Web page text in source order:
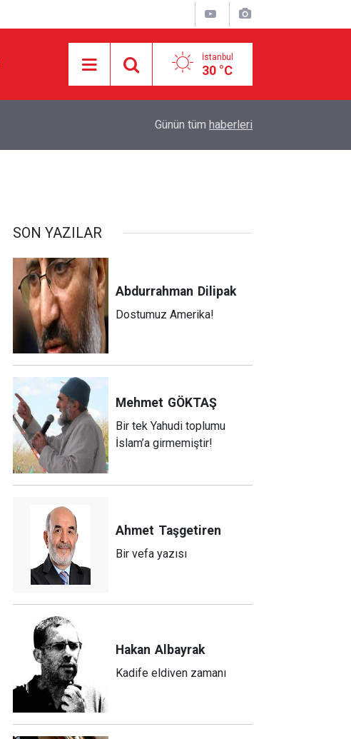
İstanbul
30 °C
Açıkça dillendirdiler: Dünya nüfusu yarıya
Günün tüm haberleri
SON YAZILAR
Abdurrahman Dilipak
Dostumuz Amerika!
Mehmet GÖKTAŞ
Bir tek Yahudi toplumu
İslam’a girmemiştir!
Ahmet Taşgetiren
Bir vefa yazısı
Hakan Albayrak
Kadife eldiven zamanı